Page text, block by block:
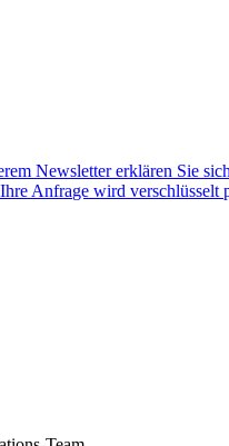
Newsletter erklären Sie
Anfrage wird verschlüsselt